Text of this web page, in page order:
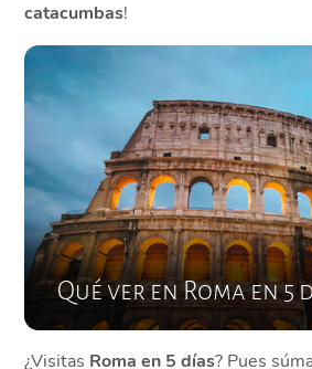
catacumbas!
Qué ver en Roma en 5
¿Visitas Roma en 5 días? Pues